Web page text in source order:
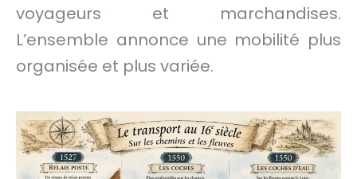
voyageurs et marchandises.
L’ensemble annonce une mobilité plus
organisée et plus variée.